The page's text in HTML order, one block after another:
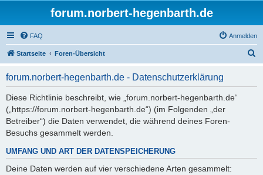
forum.norbert-hegenbarth.de
FAQ Anmelden
Startseite Foren-Übersicht
forum.norbert-hegenbarth.de - Datenschutzerklärung
Diese Richtlinie beschreibt, wie „forum.norbert-hegenbarth.de“
(„https://forum.norbert-hegenbarth.de“) (im Folgenden „der
Betreiber“) die Daten verwendet, die während deines Foren-
Besuchs gesammelt werden.
UMFANG UND ART DER DATENSPEICHERUNG
Deine Daten werden auf vier verschiedene Arten gesammelt: